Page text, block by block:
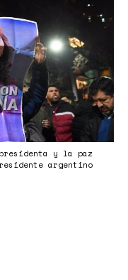
y la paz
argentino